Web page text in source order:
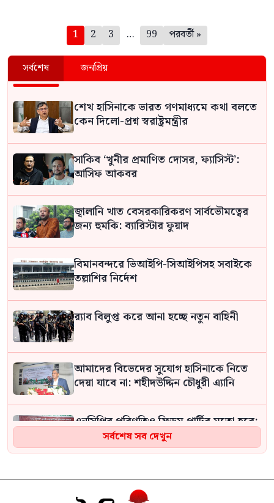
পেজিনেশন1 2 3 … 99 পরবর্তী »
সর্বশেষ জনপ্রিয়
শেখ হাসিনাকে ভারত গণমাধ্যমে কথা বলতে
কেন দিলো-প্রশ্ন স্বরাষ্ট্রমন্ত্রীর
সাকিব ‘খুনীর প্রমাণিত দোসর, ফ্যাসিস্ট’:
আসিফ আকবর
জ্বালানি খাত বেসরকারিকরণ সার্বভৌমত্বের
জন্য হুমকি: ব্যারিস্টার ফুয়াদ
বিমানবন্দরে ভিআইপি-সিআইপিসহ সবাইকে
তল্লাশির নির্দেশ
র‍্যাব বিলুপ্ত করে আনা হচ্ছে নতুন বাহিনী
আমাদের বিভেদের সুযোগ হাসিনাকে নিতে
দেয়া যাবে না: শহীদউদ্দিন চৌধুরী এ্যানি
এনসিপির পরিণতিও ফ্রিডম পার্টির মতো হবে:
প্রতিমন্ত্রী নুর
পেলেন কাজী জেসিন
সর্বশেষ সব দেখুন